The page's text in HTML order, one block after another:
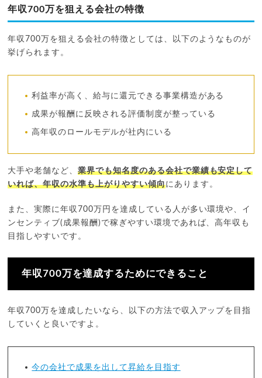
年収700万を狙える会社の特徴
年収700万を狙える会社の特徴としては、以下のようなものが
挙げられます。
利益率が高く、給与に還元できる事業構造がある
成果が報酬に反映される評価制度が整っている
高年収のロールモデルが社内にいる
大手や老舗など、業界でも知名度のある会社で業績も安定して
いれば、年収の水準も上がりやすい傾向にあります。
また、実際に年収700万円を達成している人が多い環境や、イ
ンセンティブ(成果報酬)で稼ぎやすい環境であれば、高年収も
目指しやすいです。
年収700万を達成するためにできること
年収700万を達成したいなら、以下の方法で収入アップを目指
していくと良いですよ。
今の会社で成果を出して昇給を目指す